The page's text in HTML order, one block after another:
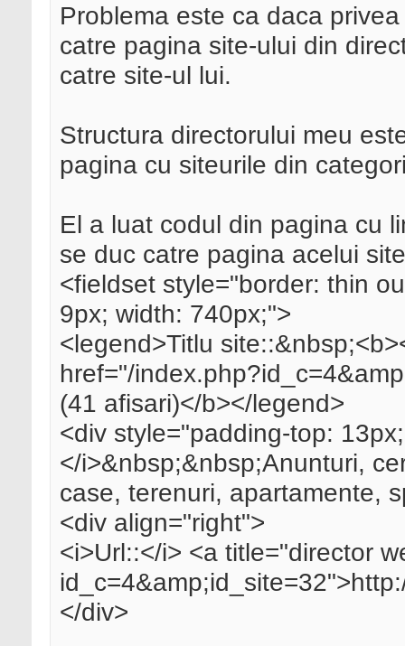
Problema este ca daca
catre pagina site-ului din
catre site-ul lui.
Structura directorului meu
pagina cu siteurile din
El a luat codul din pagina cu
se duc catre pagina acelui
<fieldset style="border: thin
9px; width: 740px;">
<legend>Titlu
href="/
(41 afisari)</b></legend>
<div style="padding-top:
</i>&nbsp;&nbsp;Anunturi,
case, terenuri, apartamente,
<div align="right">
<i>Url::</i> <a title="director
</div>